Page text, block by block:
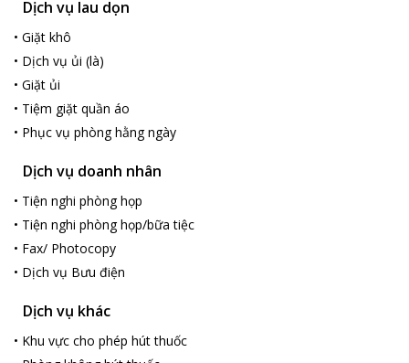
Dịch vụ lau dọn
• Giặt khô
• Dịch vụ ủi (là)
• Giặt ủi
• Tiệm giặt quần áo
• Phục vụ phòng hằng ngày
Dịch vụ doanh nhân
• Tiện nghi phòng họp
• Tiện nghi phòng họp/bữa tiệc
• Fax/ Photocopy
• Dịch vụ Bưu điện
Dịch vụ khác
• Khu vực cho phép hút thuốc